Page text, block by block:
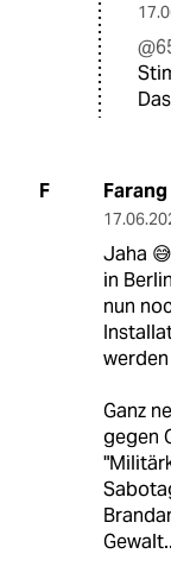
F Farang
Jaha
in
nun
Ganz
gegen